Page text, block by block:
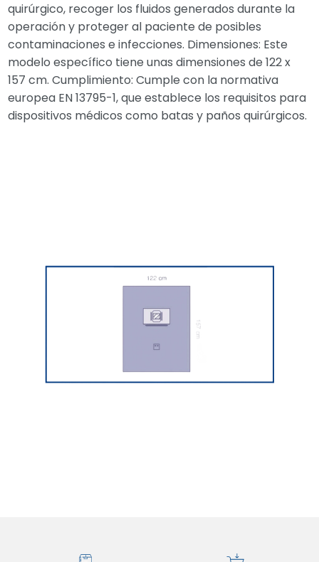
quirúrgico, recoger los fluidos generados durante la
operación y proteger al paciente de posibles
contaminaciones e infecciones. Dimensiones: Este
modelo específico tiene unas dimensiones de 122 x
157 cm. Cumplimiento: Cumple con la normativa
europea EN 13795-1, que establece los requisitos para
dispositivos médicos como batas y paños quirúrgicos.